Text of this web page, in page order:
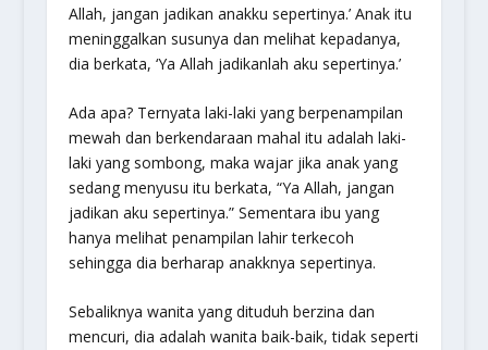
Allah, jangan jadikan anakku sepertinya.’ Anak itu
meninggalkan susunya dan melihat kepadanya,
dia berkata, ‘Ya Allah jadikanlah aku sepertinya.’
Ada apa? Ternyata laki-laki yang berpenampilan
mewah dan berkendaraan mahal itu adalah laki-
laki yang sombong, maka wajar jika anak yang
sedang menyusu itu berkata, “Ya Allah, jangan
jadikan aku sepertinya.” Sementara ibu yang
hanya melihat penampilan lahir terkecoh
sehingga dia berharap anakknya sepertinya.
Sebaliknya wanita yang dituduh berzina dan
mencuri, dia adalah wanita baik-baik, tidak seperti